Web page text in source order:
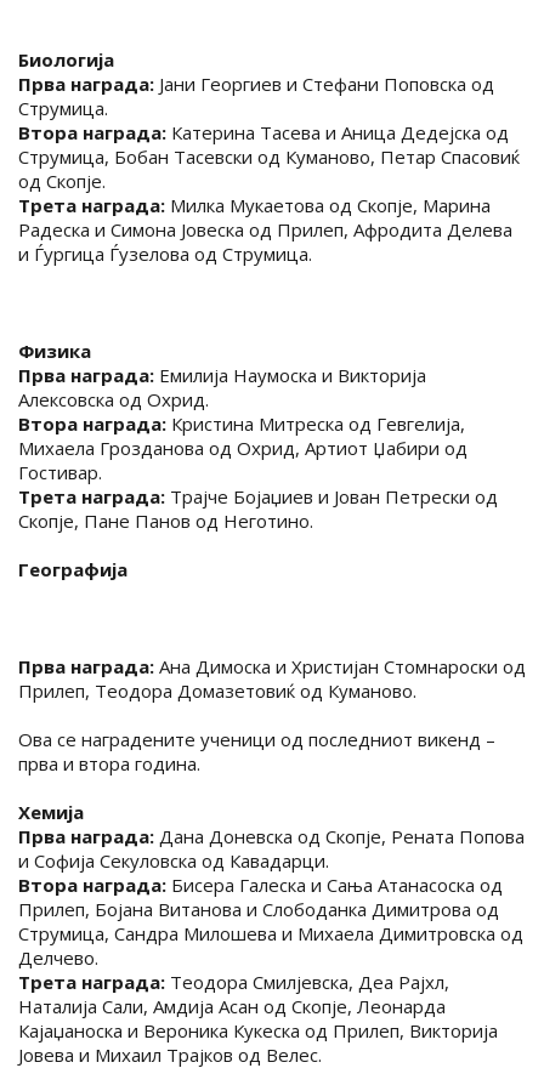
Биологија
Прва награда: Јани Георгиев и Стефани Поповска од
Струмица.
Втора награда: Катерина Тасева и Аница Дедејска од
Струмица, Бобан Тасевски од Куманово, Петар Спасовиќ
од Скопје.
Трета награда: Милка Мукаетова од Скопје, Марина
Радеска и Симона Јовеска од Прилеп, Афродита Делева
и Ѓургица Ѓузелова од Струмица.
Физика
Прва награда: Емилија Наумоска и Викторија
Алексовска од Охрид.
Втора награда: Кристина Митреска од Гевгелија,
Михаела Грозданова од Охрид, Артиот Џабири од
Гостивар.
Трета награда: Трајче Бојаџиев и Јован Петрески од
Скопје, Пане Панов од Неготино.
Географија
Прва награда: Ана Димоска и Христијан Стомнароски од
Прилеп, Теодора Домазетовиќ од Куманово.
Ова се наградените ученици од последниот викенд –
прва и втора година.
Хемија
Прва награда: Дана Доневска од Скопје, Рената Попова
и Софија Секуловска од Кавадарци.
Втора награда: Бисера Галеска и Сања Атанасоска од
Прилеп, Бојана Витанова и Слободанка Димитрова од
Струмица, Сандра Милошева и Михаела Димитровска од
Делчево.
Трета награда: Теодора Смилјевска, Деа Рајхл,
Наталија Сали, Амдија Асан од Скопје, Леонарда
Кајаџаноска и Вероника Кукеска од Прилеп, Викторија
Јовева и Михаил Трајков од Велес.